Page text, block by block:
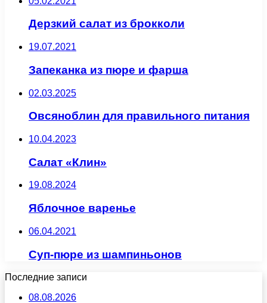
Дерзкий салат из брокколи
19.07.2021
Запеканка из пюре и фарша
02.03.2025
Овсяноблин для правильного питания
10.04.2023
Салат «Клин»
19.08.2024
Яблочное варенье
06.04.2021
Суп-пюре из шампиньонов
Последние записи
08.08.2026